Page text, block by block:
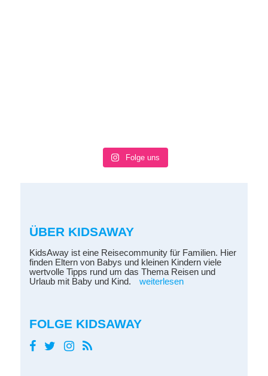
Folge uns
ÜBER KIDSAWAY
KidsAway ist eine Reisecommunity für Familien. Hier
finden Eltern von Babys und kleinen Kindern viele
wertvolle Tipps rund um das Thema Reisen und
Urlaub mit Baby und Kind.
weiterlesen
FOLGE KIDSAWAY